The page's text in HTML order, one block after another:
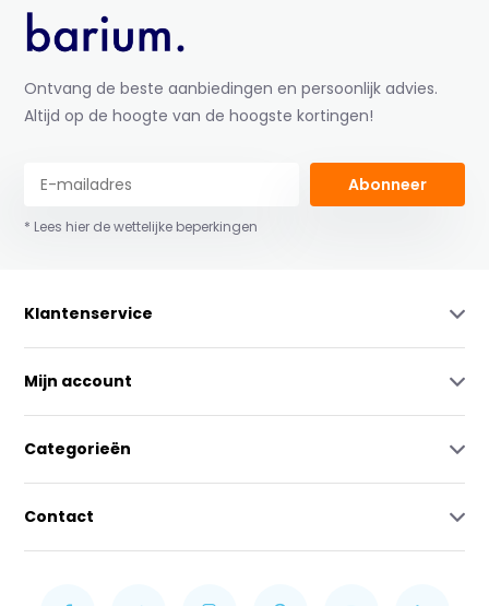
Ontvang de beste aanbiedingen en persoonlijk advies.
Altijd op de hoogte van de hoogste kortingen!
Abonneer
* Lees hier de wettelijke beperkingen
Klantenservice
Mijn account
Categorieën
Contact